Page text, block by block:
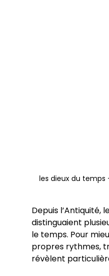
les dieux du
Depuis l’Antiquité,
distinguaient
le temps. Pour
propres rythmes,
révèlent